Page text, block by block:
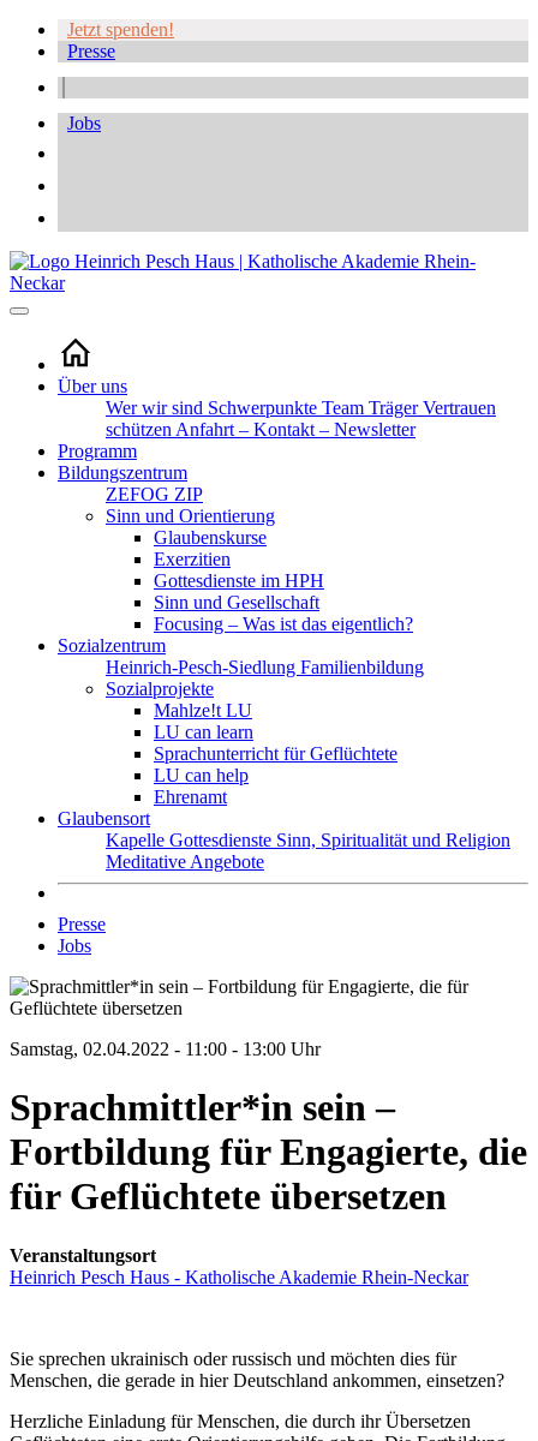
Jetzt spenden!
Presse
Jobs
Über uns
Wer wir sind Schwerpunkte Team TrägerVertrauen
schützen Anfahrt – Kontakt – Newsletter
Programm
Bildungszentrum
ZEFOG ZIP
Sinn und Orientierung
Glaubenskurse
Exerzitien
Gottesdienste im HPH
Sinn und Gesellschaft
Focusing – Was ist das eigentlich?
Sozialzentrum
Heinrich-Pesch-Siedlung Familienbildung
Sozialprojekte
Mahlze!t LU
LU can learn
Sprachunterricht für Geflüchtete
LU can help
Ehrenamt
Glaubensort
Kapelle Gottesdienste Sinn, Spiritualität und Religion
Meditative Angebote
Presse
Jobs
Samstag, 02.04.2022 - 11:00 - 13:00 Uhr
Sprachmittler*in sein –
Fortbildung für Engagierte, die
für Geflüchtete übersetzen
Veranstaltungsort
Heinrich Pesch Haus - Katholische Akademie Rhein-Neckar
Sie sprechen ukrainisch oder russisch und möchten dies für
Menschen, die gerade in hier Deutschland ankommen, einsetzen?
Herzliche Einladung für Menschen, die durch ihr Übersetzen